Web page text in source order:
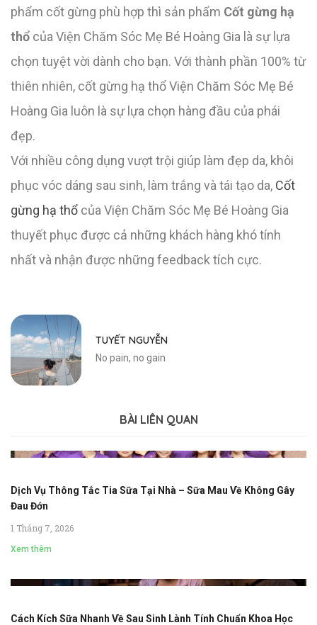
phẩm cốt gừng phù hợp thì sản phẩm Cốt gừng hạ
thổ của Viện Chăm Sóc Mẹ Bé Hoàng Gia là sự lựa
chọn tuyệt vời dành cho bạn. Với thành phần 100% từ
thiên nhiên, cốt gừng hạ thổ Viện Chăm Sóc Mẹ Bé
Hoàng Gia luôn là sự lựa chọn hàng đầu của phái
đẹp.
Với nhiều công dụng vượt trội giúp làm đẹp da, khôi
phục vóc dáng sau sinh, làm trắng và tái tạo da, Cốt
gừng hạ thổ của Viện Chăm Sóc Mẹ Bé Hoàng Gia
thuyết phục được cả những khách hàng khó tính
nhất và nhận được những feedback tích cực.
TUYẾT NGUYỄN
No pain, no gain
BÀI LIÊN QUAN
Dịch Vụ Thông Tắc Tia Sữa Tại Nhà – Sữa Mau Về Không Gây
Đau Đớn
1 Tháng 7, 2026
Xem thêm
Cách Kích Sữa Nhanh Về Sau Sinh Lành Tính Chuẩn Khoa Học